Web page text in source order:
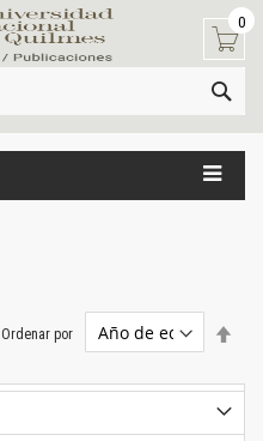
0
Ordenar por